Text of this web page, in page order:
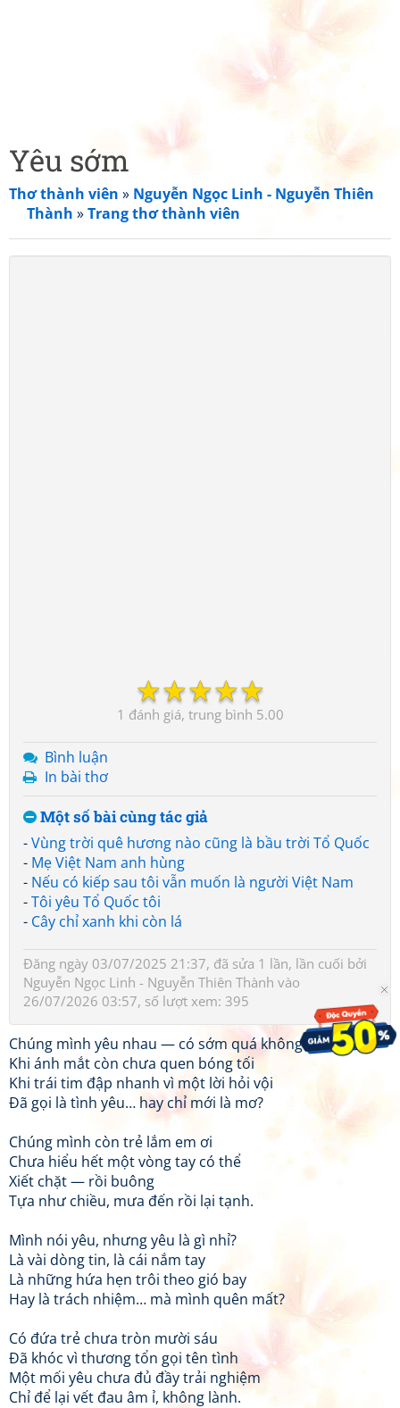
Yêu sớm
Thơ thành viên » Nguyễn Ngọc Linh - Nguyễn Thiên
Thành »Trang thơ thành viên
☆
☆
☆
☆
☆
1 5.00
Bình luận
In bài thơ
Một số bài cùng tác giả
-Vùng trời quê hương nào cũng là bầu trời Tổ Quốc
- Mẹ Việt Nam anh hùng
- Nếu có kiếp sau tôi vẫn muốn là người Việt Nam
-Tôi yêu Tổ Quốc tôi
- Cây chỉ xanh khi còn lá
Đăng ngày 03/07/2025 21:37, đã sửa 1 lần, lần cuối bởi
Nguyễn Ngọc Linh - Nguyễn Thiên Thành vào
26/07/2026 03:57, số lượt xem: 395
Chúng mình yêu nhau — có sớm quá không em?
Khi ánh mắt còn chưa quen bóng tối
Khi trái tim đập nhanh vì một lời hỏi vội
Đã gọi là tình yêu… hay chỉ mới là mơ?
Chúng mình còn trẻ lắm em ơi
Chưa hiểu hết một vòng tay có thể
Xiết chặt — rồi buông
Tựa như chiều, mưa đến rồi lại tạnh.
Mình nói yêu, nhưng yêu là gì nhỉ?
Là vài dòng tin, là cái nắm tay
Là những hứa hẹn trôi theo gió bay
Hay là trách nhiệm… mà mình quên mất?
Có đứa trẻ chưa tròn mười sáu
Đã khóc vì thương tổn gọi tên tình
Một mối yêu chưa đủ đầy trải nghiệm
Chỉ để lại vết đau âm ỉ, không lành.